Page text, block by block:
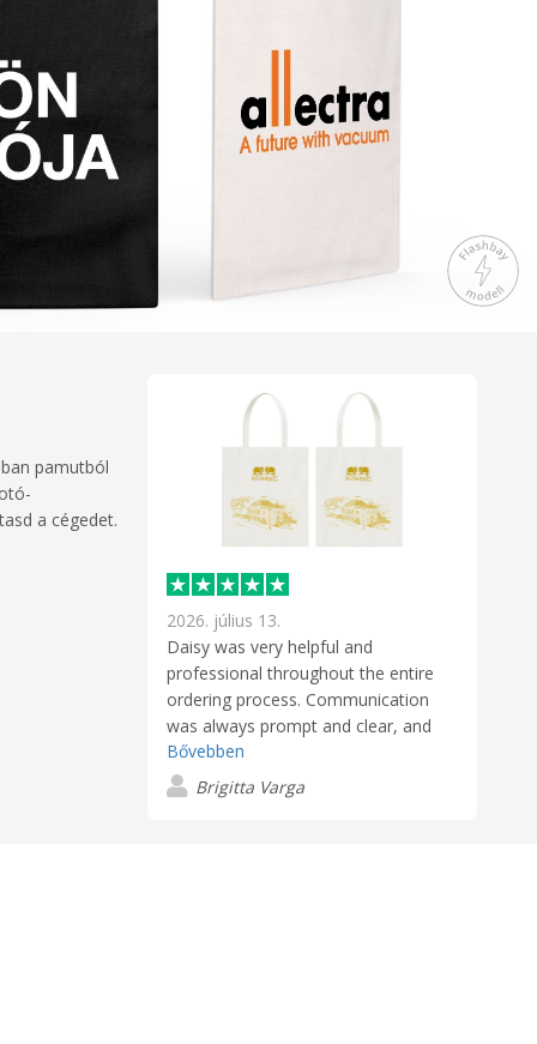
pamutból
a cégedet.
2026. július 13.
Daisy was very helpful and
professional throughout the entire
ordering process. Communication
was always prompt and clear, and
everything was handled efficiently.
Our order arrived on time and in
perfect condition. Thank you for the
Bővebben
Brigitta Varga